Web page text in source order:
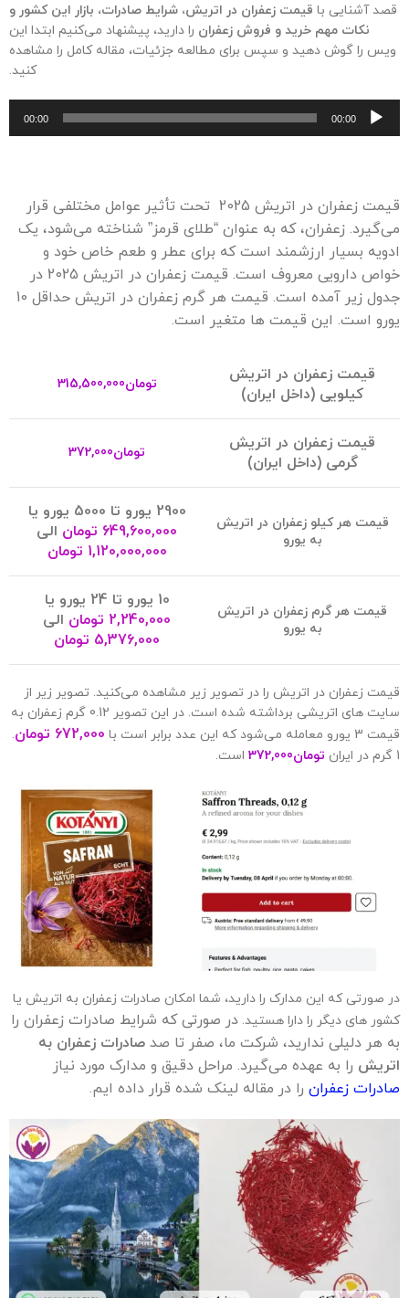
قصد آشنایی با قیمت زعفران در اتریش، شرایط صادرات، بازار این کشور و
نکات مهم خرید و فروش زعفران را دارید، پیشنهاد می‌کنیم ابتدا این
ویس را گوش دهید و سپس برای مطالعه جزئیات، مقاله کامل را مشاهده
کنید.
00:00
00:00
قیمت زعفران در اتریش 2025 تحت تأثیر عوامل مختلفی قرار
می‌گیرد. زعفران، که به عنوان “طلای قرمز” شناخته می‌شود، یک
ادویه بسیار ارزشمند است که برای عطر و طعم خاص خود و
خواص دارویی معروف است. قیمت زعفران در اتریش 2025 در
جدول زیر آمده است. قیمت هر گرم زعفران در اتریش حداقل 10
یورو است. این قیمت ها متغیر است.
قیمت زعفران در اتریش
کیلویی (داخل ایران)
تومان315,500,000
قیمت زعفران در اتریش
گرمی (داخل ایران)
تومان372,000
قیمت هر کیلو زعفران در اتریش
به یورو
2900 یورو تا 5000 یورو یا
649,600,000 تومان
الی
1,120,000,000 تومان
قیمت هر گرم زعفران در اتریش
به یورو
10 یورو تا 24 یورو یا
2,240,000 تومان
الی
5,376,000 تومان
قیمت زعفران در اتریش را در تصویر زیر مشاهده می‌کنید. تصویر زیر از
سایت های اتریشی برداشته شده است. در این تصویر 0.12 گرم زعفران به
قیمت 3 یورو معامله می‌شود که این عدد برابر است با
672,000 تومان
.
1 گرم در ایران
تومان372,000 است.
در صورتی که این مدارک را دارید، شما امکان صادرات زعفران به اتریش یا
کشور های دیگر را دارا هستید. در صورتی که شرایط صادرات زعفران را
به هر دلیلی ندارید، شرکت ما، صفر تا صد صادرات زعفران به
اتریش را به عهده می‌گیرد. مراحل دقیق و مدارک مورد نیاز
صادرات زعفران را در مقاله لینک شده قرار داده ایم.